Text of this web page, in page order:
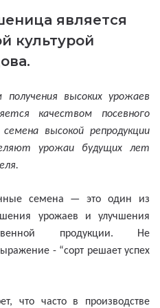
является
культурой
высоких урожаев
качеством посевного
высокой репродукции
урожаи будущих лет
семена — это один из
урожаев и улучшения
продукции. Не
- “сорт решает успех
что часто в производстве